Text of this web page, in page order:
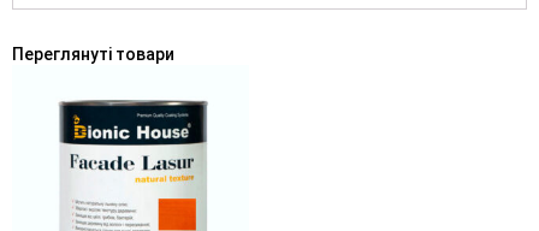
Переглянуті товари